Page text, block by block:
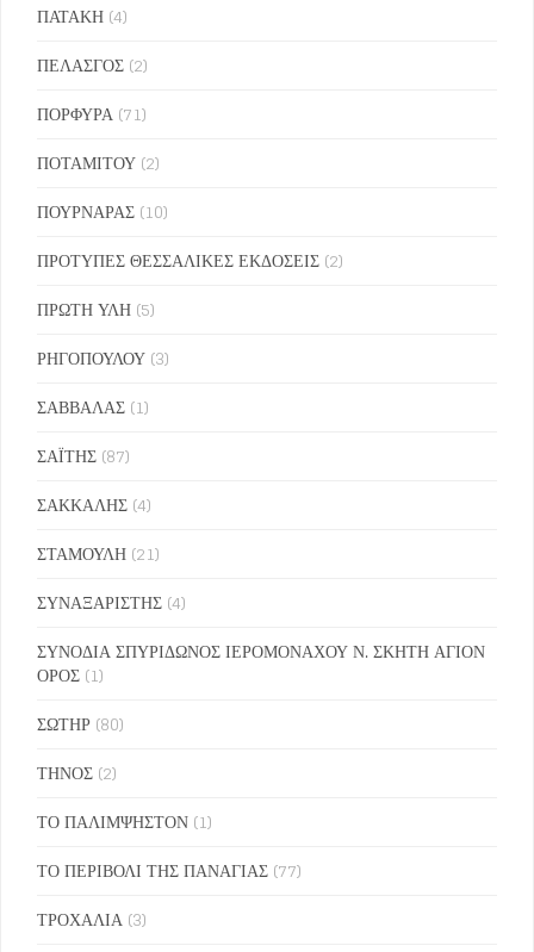
ΠΑΤΑΚΗ (4)
ΠΕΛΑΣΓΟΣ (2)
ΠΟΡΦΥΡΑ (71)
ΠΟΤΑΜΙΤΟΥ (2)
ΠΟΥΡΝΑΡΑΣ (10)
ΠΡΟΤΥΠΕΣ ΘΕΣΣΑΛΙΚΕΣ ΕΚΔΟΣΕΙΣ (2)
ΠΡΩΤΗ ΥΛΗ (5)
ΡΗΓΟΠΟΥΛΟΥ (3)
ΣΑΒΒΑΛΑΣ (1)
ΣΑΪΤΗΣ (87)
ΣΑΚΚΑΛΗΣ (4)
ΣΤΑΜΟΥΛΗ (21)
ΣΥΝΑΞΑΡΙΣΤΗΣ (4)
ΣΥΝΟΔΙΑ ΣΠΥΡΙΔΩΝΟΣ ΙΕΡΟΜΟΝΑΧΟΥ Ν. ΣΚΗΤΗ ΑΓΙΟΝ
ΟΡΟΣ (1)
ΣΩΤΗΡ (80)
ΤΗΝΟΣ (2)
ΤΟ ΠΑΛΙΜΨΗΣΤΟΝ (1)
ΤΟ ΠΕΡΙΒΟΛΙ ΤΗΣ ΠΑΝΑΓΙΑΣ (77)
ΤΡΟΧΑΛΙΑ (3)